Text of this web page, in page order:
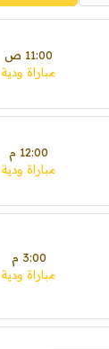
11:00 ص
مباراة ودية
12:00 م
مباراة ودية
3:00 م
مباراة ودية